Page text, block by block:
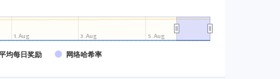
均每日奖励 网络哈希率
1. Aug 3. Aug 5. Aug